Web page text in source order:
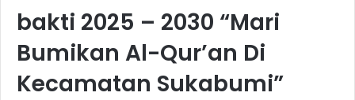
bakti 2025 – 2030 “Mari
Bumikan Al-Qur’an Di
Kecamatan Sukabumi”